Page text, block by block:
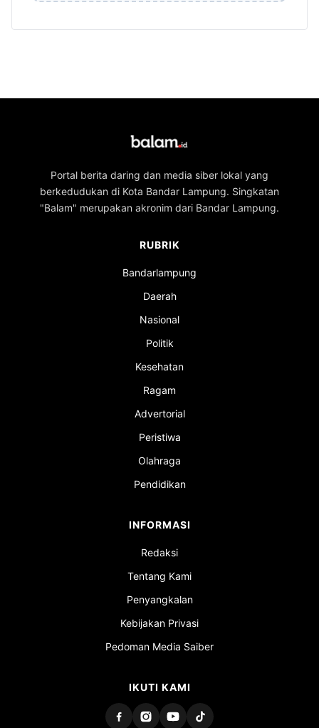
Portal berita daring dan media siber lokal yang
berkedudukan di Kota Bandar Lampung. Singkatan
"Balam" merupakan akronim dari Bandar Lampung.
RUBRIK
Bandarlampung
Daerah
Nasional
Politik
Kesehatan
Ragam
Advertorial
Peristiwa
Olahraga
Pendidikan
INFORMASI
Redaksi
Tentang Kami
Penyangkalan
Kebijakan Privasi
Pedoman Media Saiber
IKUTI KAMI